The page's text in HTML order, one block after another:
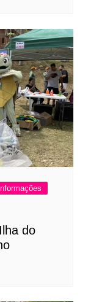
Informações
do